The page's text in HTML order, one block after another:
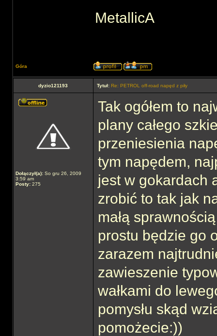
MetallicA
Góra
dyzio121193 Tytuł: Re: PETROL off-road napęd z piły
Dołączył(a): So gru 26, 2009
3:59 am
Posty: 275
Tak ogółem to
plany całego
przeniesienia
tym napędem,
jest w gokardach
zrobić to tak jak
małą
prostu będzie go
zarazem
zawieszenie
wałkami do
pomysłu skąd
pomożecie:))